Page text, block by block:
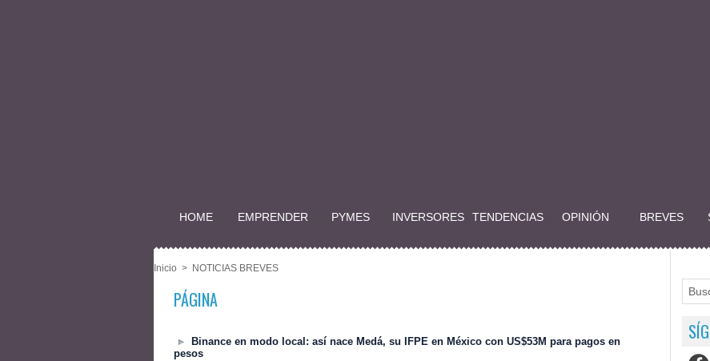
HOME EMPRENDER PYMES INVERSORES TENDENCIAS OPINIÓN BREVES
Inicio > NOTICIAS BREVES
PÁGINA
Binance en modo local: así nace Medá, su IFPE en México con US$53M para pagos en
pesos